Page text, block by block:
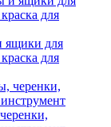
ящики для
для